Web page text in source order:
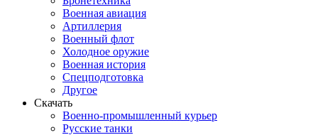
Военная авиация
Артиллерия
Военный флот
Холодное оружие
Военная история
Спецподготовка
Другое
Скачать
Военно-промышленный курьер
Русские танки